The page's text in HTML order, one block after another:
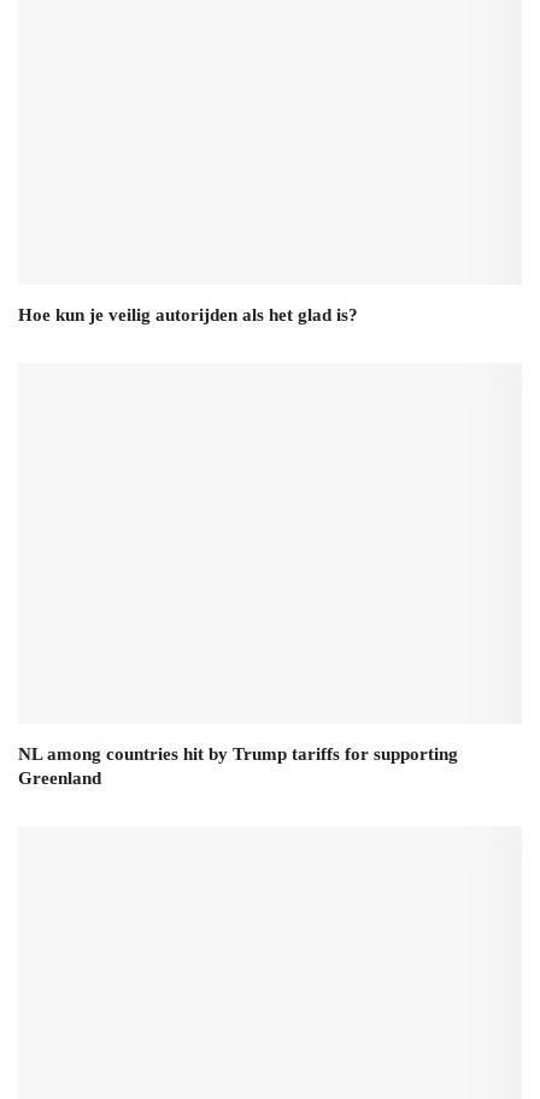
Hoe kun je veilig autorijden als het glad is?
NL among countries hit by Trump tariffs for supporting
Greenland